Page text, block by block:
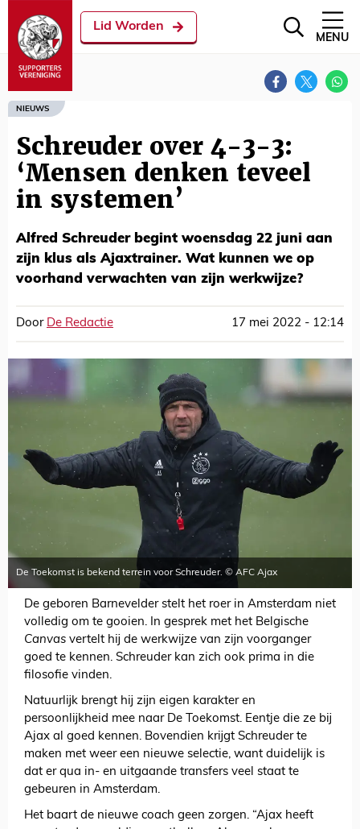
Lid Worden
MENU
NIEUWS
Schreuder over 4-3-3:
‘Mensen denken teveel
in systemen’
Alfred Schreuder begint woensdag 22 juni aan
zijn klus als Ajaxtrainer. Wat kunnen we op
voorhand verwachten van zijn werkwijze?
Door De Redactie 17 mei 2022 - 12:14
De Toekomst is bekend terrein voor Schreuder. © AFC Ajax
De geboren Barnevelder stelt het roer in Amsterdam niet
volledig om te gooien. In gesprek met het Belgische
Canvas vertelt hij de werkwijze van zijn voorganger
goed te kennen. Schreuder kan zich ook prima in die
filosofie vinden.
Natuurlijk brengt hij zijn eigen karakter en
persoonlijkheid mee naar De Toekomst. Eentje die ze bij
Ajax al goed kennen. Bovendien krijgt Schreuder te
maken met weer een nieuwe selectie, want duidelijk is
dat er qua in- en uitgaande transfers veel staat te
gebeuren in Amsterdam.
Het baart de nieuwe coach geen zorgen. “Ajax heeft